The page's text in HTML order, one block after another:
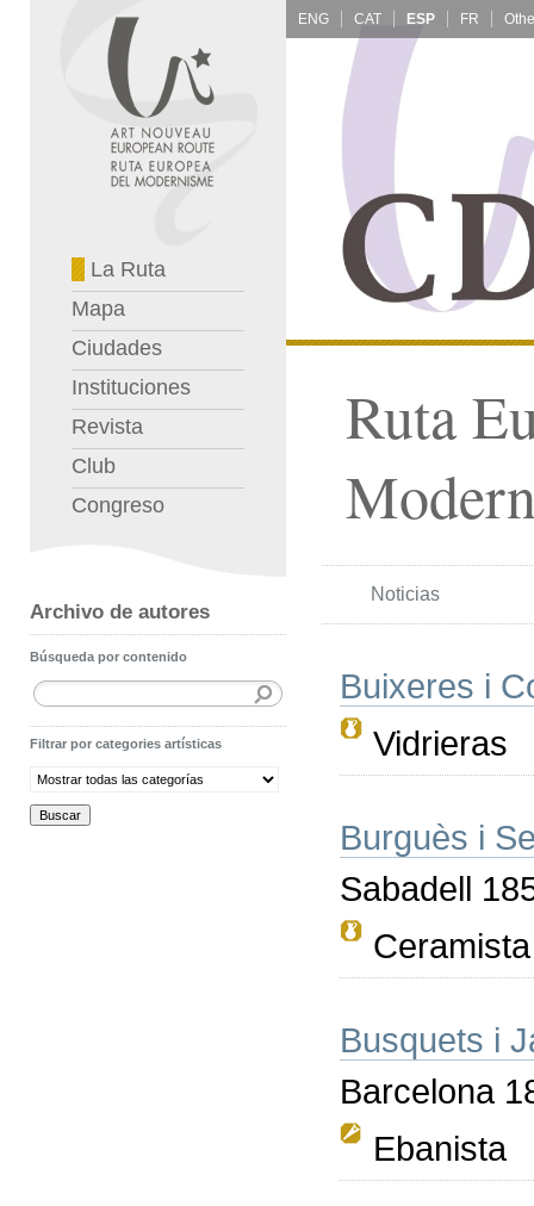
La Ruta
Mapa
Ciudades
Instituciones
Revista
Club
Congreso
Archivo de autores
Búsqueda por contenido
Filtrar por categories artísticas
ENG CAT ESP FR
Ruta
Noticias
Buixeres i
Vidrieras
Burguès i
Sabadell
Ceramista
Busquets i
Barcelona
Ebanista